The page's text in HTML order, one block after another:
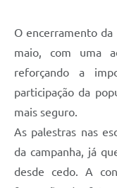
O encerramento da
maio, com uma
reforçando a
participação da
mais seguro.
As palestras nas
da campanha, já
desde cedo. A